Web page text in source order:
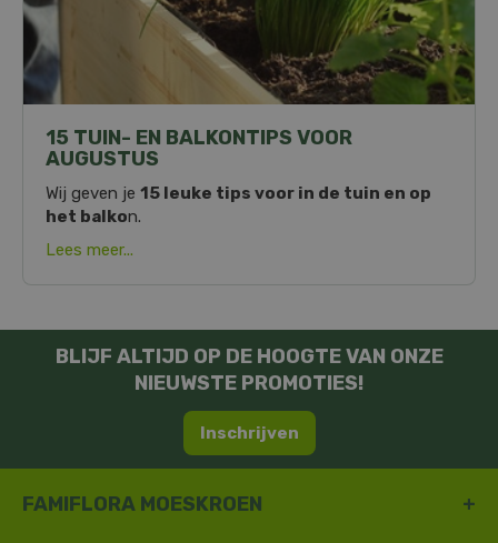
15 TUIN- EN BALKONTIPS VOOR
AUGUSTUS
Wij geven je 15 leuke tips voor in de tuin en op
het balkon.
Lees meer...
BLIJF ALTIJD OP DE HOOGTE VAN ONZE
NIEUWSTE PROMOTIES!
Inschrijven
FAMIFLORA MOESKROEN